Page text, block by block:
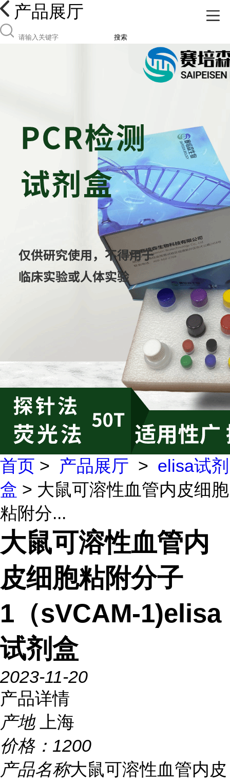
产品展厅
搜索
首页 > 产品展厅 > elisa试剂
盒 > 大鼠可溶性血管内皮细胞
粘附分...
大鼠可溶性血管内
皮细胞粘附分子
1（sVCAM-1)elisa
试剂盒
2023-11-20
产品详情
产地
上海
价格： 1200
产品名称大鼠可溶性血管内皮